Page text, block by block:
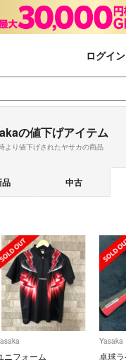
ログイン
の値下げアイテム
より値下げされたヤサカの商品
品 中古
ニフォーム
Yasaka